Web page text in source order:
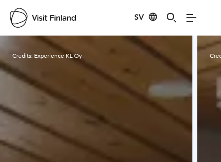
SV
Visit Finland
Credits: Experience KL Oy